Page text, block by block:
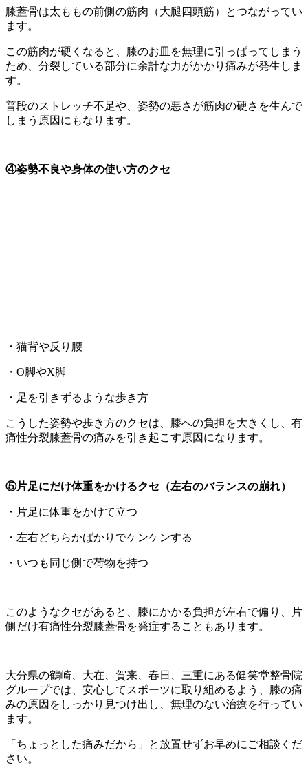
膝蓋骨は太ももの前側の筋肉（大腿四頭筋）とつながってい
ます。
この筋肉が硬くなると、膝のお皿を無理に引っぱってしまう
ため、分裂している部分に余計な力がかかり痛みが発生しま
す。
普段のストレッチ不足や、姿勢の悪さが筋肉の硬さを生んで
しまう原因にもなります。
④姿勢不良や身体の使い方のクセ
・猫背や反り腰
・O脚やX脚
・足を引きずるような歩き方
こうした姿勢や歩き方のクセは、膝への負担を大きくし、有
痛性分裂膝蓋骨の痛みを引き起こす原因になります。
⑤片足にだけ体重をかけるクセ（左右のバランスの崩れ）
・片足に体重をかけて立つ
・左右どちらかばかりでケンケンする
・いつも同じ側で荷物を持つ
このようなクセがあると、膝にかかる負担が左右で偏り、片
側だけ有痛性分裂膝蓋骨を発症することもあります。
大分県の鶴崎、大在、賀来、春日、三重にある健笑堂整骨院
グループでは、安心してスポーツに取り組めるよう、膝の痛
みの原因をしっかり見つけ出し、無理のない治療を行ってい
ます。
「ちょっとした痛みだから」と放置せずお早めにご相談くだ
さい。